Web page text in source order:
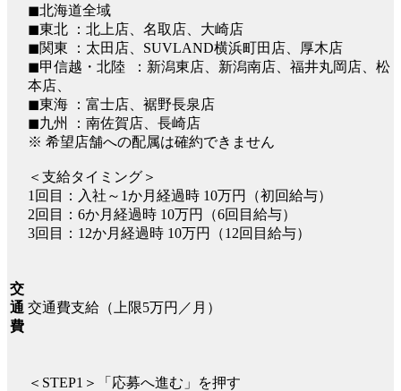
◼︎北海道全域
◼︎東北 ：北上店、名取店、大崎店
◼︎関東 ：太田店、SUVLAND横浜町田店、厚木店
◼︎甲信越・北陸 ：新潟東店、新潟南店、福井丸岡店、松
本店、
◼︎東海 ：富士店、裾野長泉店
◼︎九州 ：南佐賀店、長崎店
※ 希望店舗への配属は確約できません
＜支給タイミング＞
1回目：入社～1か月経過時 10万円（初回給与）
2回目：6か月経過時 10万円（6回目給与）
3回目：12か月経過時 10万円（12回目給与）
交
通
費
交通費支給（上限5万円／月）
＜STEP1＞「応募へ進む」を押す